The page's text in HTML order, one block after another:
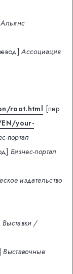
Альянс
Ассоциация
root.html [пер
your-
портал
Бизнес-портал
издательство
Выставки /
Выставочные